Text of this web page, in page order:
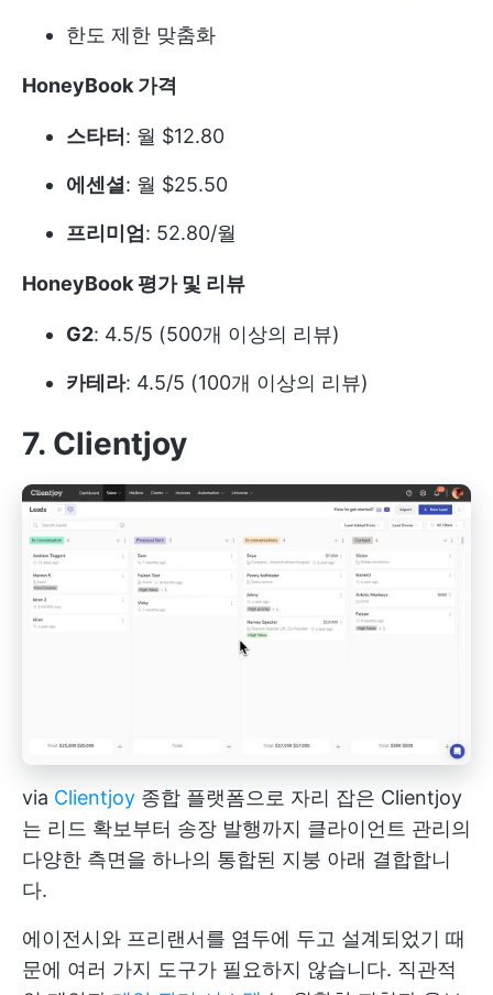
한도 제한 맞춤화
HoneyBook 가격
스타터 : 월 $12.80
에센셜 : 월 $25.50
프리미엄 : 52.80/월
HoneyBook 평가 및 리뷰
G2: 4.5/5 (500개 이상의 리뷰)
카테라: 4.5/5 (100개 이상의 리뷰)
7. Clientjoy
via Clientjoy 종합 플랫폼으로 자리 잡은 Clientjoy
는 리드 확보부터 송장 발행까지 클라이언트 관리의
다양한 측면을 하나의 통합된 지붕 아래 결합합니
다.
에이전시와 프리랜서를 염두에 두고 설계되었기 때
문에 여러 가지 도구가 필요하지 않습니다. 직관적